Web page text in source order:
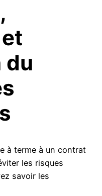
du
à terme à un contrat
les risques
savoir les